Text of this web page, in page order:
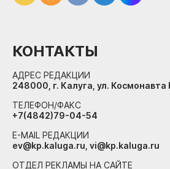
КОНТАКТЫ
АДРЕС РЕДАКЦИИ
248000, г. Калуга, ул.
ТЕЛЕФОН/ФАКС
+7(4842)79-04-54
E-MAIL РЕДАКЦИИ
ev@kp.kaluga.ru, vi@kp.kaluga.ru
ОТДЕЛ РЕКЛАМЫ НА САЙТЕ